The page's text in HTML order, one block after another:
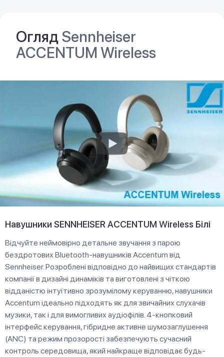
ОглядSennheiser
ACCENTUM Wireless
Навушники SENNHEISER ACCENTUM Wireless Білі
Відчуйте неймовірно детальне звучання з парою
бездротових Bluetooth-навушників Accentum від
Sennheiser. Розроблені відповідно до найвищих стандартів
компанії в дизайні динаміків та виготовлені з чіткою
відданістю інтуїтивно зрозумілому керуванню, навушники
Accentum ідеально підходять як для звичайних слухачів
музики, так і для вимогливих аудіофілів. 4-кнопковий
інтерфейс керування, гібридне активне шумозаглушення
(ANC) та режим прозорості забезпечують сучасний
контроль середовища, який найкраще відповідає будь-